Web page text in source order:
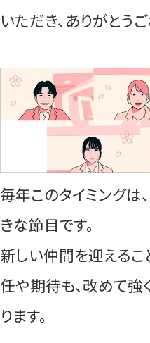
いただき、ありがとうご
毎年このタイミングは
きな節目です。
新しい仲間を迎えるこ
任や期待も、改めて強
ります。